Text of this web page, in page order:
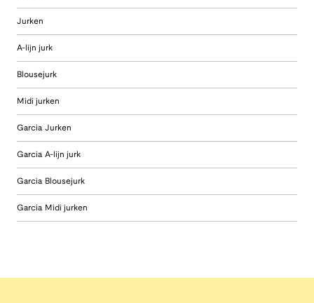
Jurken
A-lijn jurk
Blousejurk
Midi jurken
Garcia Jurken
Garcia A-lijn jurk
Garcia Blousejurk
Garcia Midi jurken